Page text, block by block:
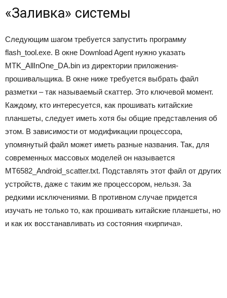
«Заливка» системы
Следующим шагом требуется запустить программу
flash_tool.exe. В окне Download Agent нужно указать
MTK_AllInOne_DA.bin из директории приложения-
прошивальщика. В окне ниже требуется выбрать файл
разметки – так называемый скаттер. Это ключевой момент.
Каждому, кто интересуется, как прошивать китайские
планшеты, следует иметь хотя бы общие представления об
этом. В зависимости от модификации процессора,
упомянутый файл может иметь разные названия. Так, для
современных массовых моделей он называется
MT6582_Android_scatter.txt. Подставлять этот файл от других
устройств, даже с таким же процессором, нельзя. За
редкими исключениями. В противном случае придется
изучать не только то, как прошивать китайские планшеты, но
и как их восстанавливать из состояния «кирпича».